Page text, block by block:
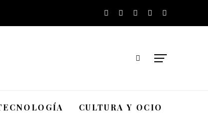
CULTURA Y OCIO